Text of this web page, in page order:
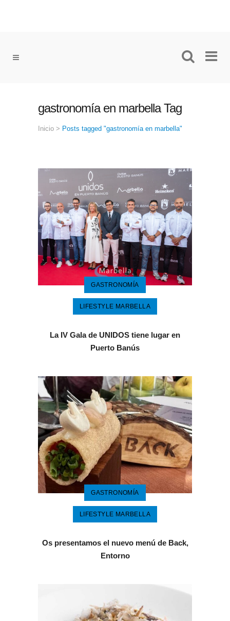
gastronomía en marbella Tag
Inicio > Posts tagged "gastronomía en marbella"
GASTRONOMÍA
LIFESTYLE MARBELLA
La IV Gala de UNIDOS tiene lugar en
Puerto Banús
GASTRONOMÍA
LIFESTYLE MARBELLA
Os presentamos el nuevo menú de Back,
Entorno